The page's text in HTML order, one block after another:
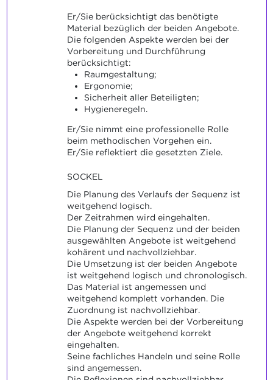
Er/Sie berücksichtigt das benötigte
Material bezüglich der beiden Angebote.
Die folgenden Aspekte werden bei der
Vorbereitung und Durchführung
berücksichtigt:
Raumgestaltung;
Ergonomie;
Sicherheit aller Beteiligten;
Hygieneregeln.
Er/Sie nimmt eine professionelle Rolle
beim methodischen Vorgehen ein.
Er/Sie reflektiert die gesetzten Ziele.
SOCKEL
Die Planung des Verlaufs der Sequenz ist
weitgehend logisch.
Der Zeitrahmen wird eingehalten.
Die Planung der Sequenz und der beiden
ausgewählten Angebote ist weitgehend
kohärent und nachvollziehbar.
Die Umsetzung ist der beiden Angebote
ist weitgehend logisch und chronologisch.
Das Material ist angemessen und
weitgehend komplett vorhanden. Die
Zuordnung ist nachvollziehbar.
Die Aspekte werden bei der Vorbereitung
der Angebote weitgehend korrekt
eingehalten.
Seine fachliches Handeln und seine Rolle
sind angemessen.